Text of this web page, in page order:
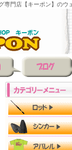
専門店【キーポン】のウ